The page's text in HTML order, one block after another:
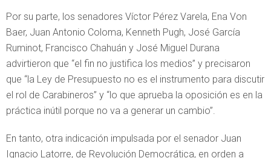
Por su parte, los senadores Víctor Pérez Varela, Ena Von
Baer, Juan Antonio Coloma, Kenneth Pugh, José García
Ruminot, Francisco Chahuán y José Miguel Durana
advirtieron que “el fin no justifica los medios” y precisaron
que “la Ley de Presupuesto no es el instrumento para discutir
el rol de Carabineros” y “lo que aprueba la oposición es en la
práctica inútil porque no va a generar un cambio”.
En tanto, otra indicación impulsada por el senador Juan
Ignacio Latorre, de Revolución Democrática, en orden a